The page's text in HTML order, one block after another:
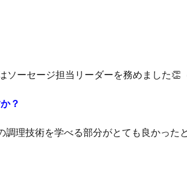
ーセージ担当リーダーを務めました👏
？
理技術を学べる部分がとても良かった